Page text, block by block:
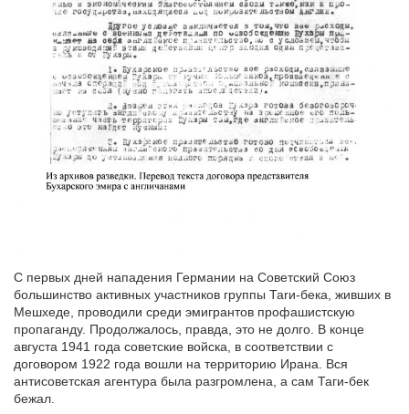
С первых дней нападения Германии на Советский Союз
большинство активных участников группы Таrи-бека, живших в
Мешхеде, проводили среди эмигрантов профашистскую
пропаганду. Продолжалось, правда, это не долго. В конце
августа 1941 года советские войска, в соответствии с
договором 1922 года вошли на территорию Ирана. Вся
антисоветская агентура была разгромлена, а сам Таги-бек
бежал.